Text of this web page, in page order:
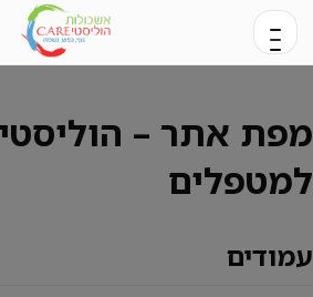
מפת אתר –
למטפלים
עמודים